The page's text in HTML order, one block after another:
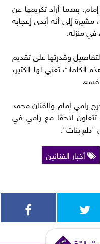
بعدما أراد تكريمها عن
إلى أنه أبدى إعجابه
في منزله.
وقدرتها على تقديم
تعني لها الكثير،
رامي إمام والفنان محمد
لاحقًا مع رامي في
بنات".
أخبار الفنانين